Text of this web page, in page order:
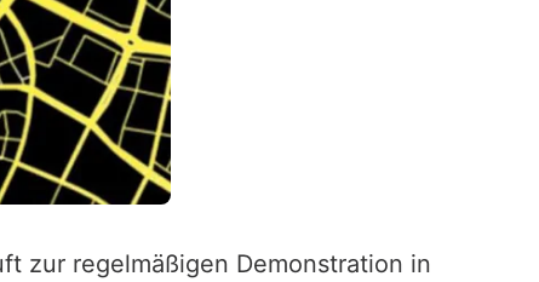
zur regelmäßigen Demonstration in